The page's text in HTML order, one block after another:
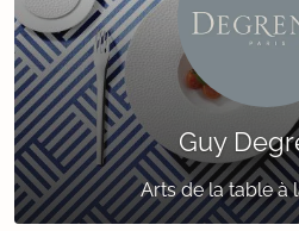
Guy
Arts de la table à